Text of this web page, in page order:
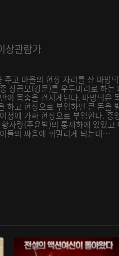
상관람가
고 마을의 현장 자리를 산 마방
장곰보(강문)를 우두머리로 하
이 목숨을 건지게된다. 마방덕은
하고 현장으로 부임하면 큰 돈을
청에 가짜 현장으로 부임한다. 중
사랑(주윤발)의 통제하에 있었
들의 싸움에 휘말리게 되는데…